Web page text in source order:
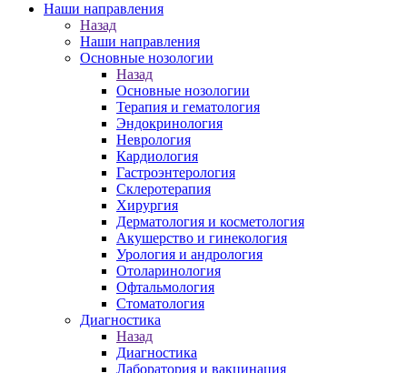
Наши направления
Назад
Наши направления
Основные нозологии
Назад
Основные нозологии
Терапия и гематология
Эндокринология
Неврология
Кардиология
Гастроэнтерология
Склеротерапия
Хирургия
Дерматология и косметология
Акушерство и гинекология
Урология и андрология
Отоларинология
Офтальмология
Стоматология
Диагностика
Назад
Диагностика
Лаборатория и вакцинация